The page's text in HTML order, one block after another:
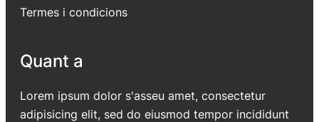
Termes i condicions
Quant a
Lorem ipsum dolor s'asseu amet, consectetur
adipisicing elit, sed do eiusmod tempor incididunt